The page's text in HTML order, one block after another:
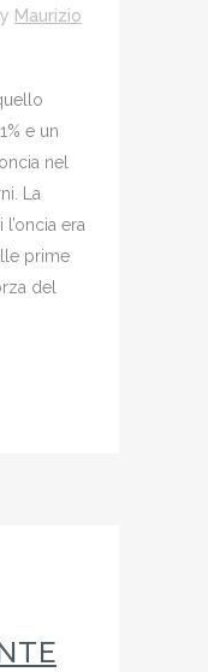
Maurizio
e un
nel
La
era
prime
del